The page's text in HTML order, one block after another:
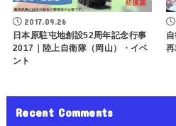
2017.09.26
日本原駐屯地創設52周年記念行事
2017｜陸上自衛隊（岡山）・イベ
ント
Recent Comments